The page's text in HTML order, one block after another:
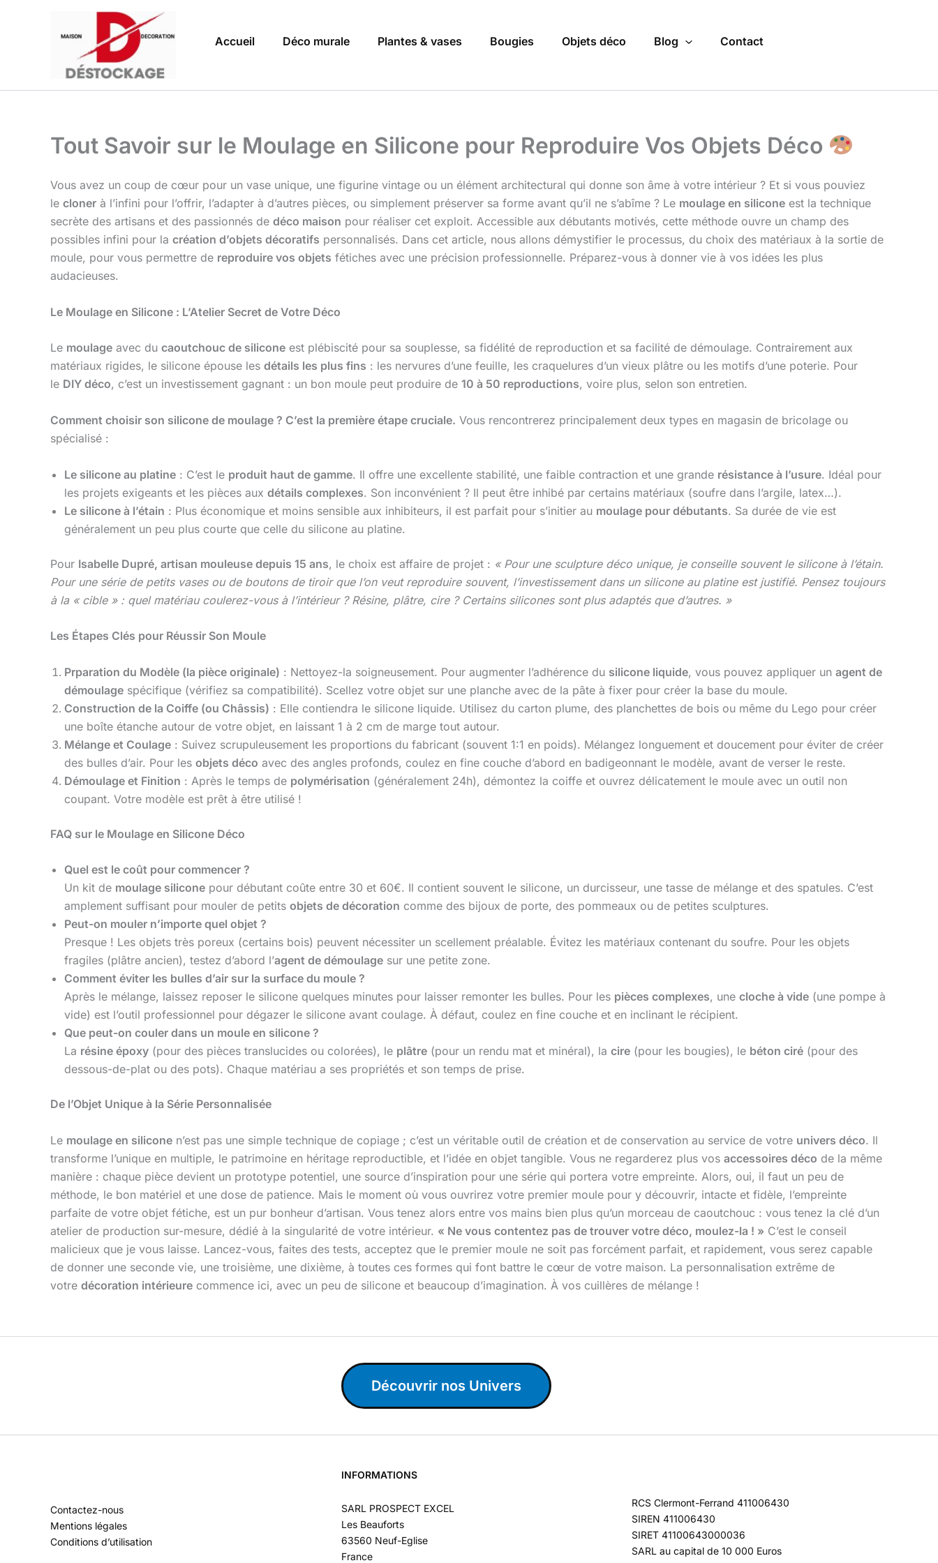
Accueil Déco murale Plantes & vases Bougies Objets déco Blog Contact
Tout Savoir sur le Moulage en Silicone pour Reproduire Vos Objets Déco
Vous avez un coup de cœur pour un vase unique, une figurine vintage ou un élément architectural qui donne son âme à votre intérieur ? Et si vous pouviez
le cloner à l’infini pour l’offrir, l’adapter à d’autres pièces, ou simplement préserver sa forme avant qu’il ne s’abîme ? Le moulage en silicone est la technique
secrète des artisans et des passionnés de déco maison pour réaliser cet exploit. Accessible aux débutants motivés, cette méthode ouvre un champ des
possibles infini pour la création d’objets décoratifs personnalisés. Dans cet article, nous allons démystifier le processus, du choix des matériaux à la sortie de
moule, pour vous permettre de reproduire vos objets fétiches avec une précision professionnelle. Préparez-vous à donner vie à vos idées les plus
audacieuses.
Le Moulage en Silicone : L’Atelier Secret de Votre Déco
Le moulage avec du caoutchouc de silicone est plébiscité pour sa souplesse, sa fidélité de reproduction et sa facilité de démoulage. Contrairement aux
matériaux rigides, le silicone épouse les détails les plus fins : les nervures d’une feuille, les craquelures d’un vieux plâtre ou les motifs d’une poterie. Pour
le DIY déco, c’est un investissement gagnant : un bon moule peut produire de 10 à 50 reproductions, voire plus, selon son entretien.
Comment choisir son silicone de moulage ? C’est la première étape cruciale. Vous rencontrerez principalement deux types en magasin de bricolage ou
spécialisé :
Le silicone au platine : C’est le produit haut de gamme. Il offre une excellente stabilité, une faible contraction et une grande résistance à l’usure. Idéal pour
les projets exigeants et les pièces aux détails complexes. Son inconvénient ? Il peut être inhibé par certains matériaux (soufre dans l’argile, latex…).
Le silicone à l’étain : Plus économique et moins sensible aux inhibiteurs, il est parfait pour s’initier au moulage pour débutants. Sa durée de vie est
généralement un peu plus courte que celle du silicone au platine.
Pour Isabelle Dupré, artisan mouleuse depuis 15 ans, le choix est affaire de projet : « Pour une sculpture déco unique, je conseille souvent le silicone à l’étain.
Pour une série de petits vases ou de boutons de tiroir que l’on veut reproduire souvent, l’investissement dans un silicone au platine est justifié. Pensez toujours
à la « cible » : quel matériau coulerez-vous à l’intérieur ? Résine, plâtre, cire ? Certains silicones sont plus adaptés que d’autres. »
Les Étapes Clés pour Réussir Son Moule
Prparation du Modèle (la pièce originale) : Nettoyez-la soigneusement. Pour augmenter l’adhérence du silicone liquide, vous pouvez appliquer un agent de
démoulage spécifique (vérifiez sa compatibilité). Scellez votre objet sur une planche avec de la pâte à fixer pour créer la base du moule.
Construction de la Coiffe (ou Châssis) : Elle contiendra le silicone liquide. Utilisez du carton plume, des planchettes de bois ou même du Lego pour créer
une boîte étanche autour de votre objet, en laissant 1 à 2 cm de marge tout autour.
Mélange et Coulage : Suivez scrupuleusement les proportions du fabricant (souvent 1:1 en poids). Mélangez longuement et doucement pour éviter de créer
des bulles d’air. Pour les objets déco avec des angles profonds, coulez en fine couche d’abord en badigeonnant le modèle, avant de verser le reste.
Démoulage et Finition : Après le temps de polymérisation (généralement 24h), démontez la coiffe et ouvrez délicatement le moule avec un outil non
coupant. Votre modèle est prêt à être utilisé !
FAQ sur le Moulage en Silicone Déco
Quel est le coût pour commencer ?
Un kit de moulage silicone pour débutant coûte entre 30 et 60€. Il contient souvent le silicone, un durcisseur, une tasse de mélange et des spatules. C’est
amplement suffisant pour mouler de petits objets de décoration comme des bijoux de porte, des pommeaux ou de petites sculptures.
Peut-on mouler n’importe quel objet ?
Presque ! Les objets très poreux (certains bois) peuvent nécessiter un scellement préalable. Évitez les matériaux contenant du soufre. Pour les objets
fragiles (plâtre ancien), testez d’abord l’agent de démoulage sur une petite zone.
Comment éviter les bulles d’air sur la surface du moule ?
Après le mélange, laissez reposer le silicone quelques minutes pour laisser remonter les bulles. Pour les pièces complexes, une cloche à vide (une pompe à
vide) est l’outil professionnel pour dégazer le silicone avant coulage. À défaut, coulez en fine couche et en inclinant le récipient.
Que peut-on couler dans un moule en silicone ?
La résine époxy (pour des pièces translucides ou colorées), le plâtre (pour un rendu mat et minéral), la cire (pour les bougies), le béton ciré (pour des
dessous-de-plat ou des pots). Chaque matériau a ses propriétés et son temps de prise.
De l’Objet Unique à la Série Personnalisée
Le moulage en silicone n’est pas une simple technique de copiage ; c’est un véritable outil de création et de conservation au service de votre univers déco. Il
transforme l’unique en multiple, le patrimoine en héritage reproductible, et l’idée en objet tangible. Vous ne regarderez plus vos accessoires déco de la même
manière : chaque pièce devient un prototype potentiel, une source d’inspiration pour une série qui portera votre empreinte. Alors, oui, il faut un peu de
méthode, le bon matériel et une dose de patience. Mais le moment où vous ouvrirez votre premier moule pour y découvrir, intacte et fidèle, l’empreinte
parfaite de votre objet fétiche, est un pur bonheur d’artisan. Vous tenez alors entre vos mains bien plus qu’un morceau de caoutchouc : vous tenez la clé d’un
atelier de production sur-mesure, dédié à la singularité de votre intérieur. « Ne vous contentez pas de trouver votre déco, moulez-la ! » C’est le conseil
malicieux que je vous laisse. Lancez-vous, faites des tests, acceptez que le premier moule ne soit pas forcément parfait, et rapidement, vous serez capable
de donner une seconde vie, une troisième, une dixième, à toutes ces formes qui font battre le cœur de votre maison. La personnalisation extrême de
votre décoration intérieure commence ici, avec un peu de silicone et beaucoup d’imagination. À vos cuillères de mélange !
Découvrir nos Univers
Contactez-nous
Mentions légales
Conditions d’utilisation
INFORMATIONS
SARL PROSPECT EXCEL
Les Beauforts
63560 Neuf-Eglise
France
RCS Clermont-Ferrand 411006430
SIREN 411006430
SIRET 41100643000036
SARL au capital de 10 000 Euros